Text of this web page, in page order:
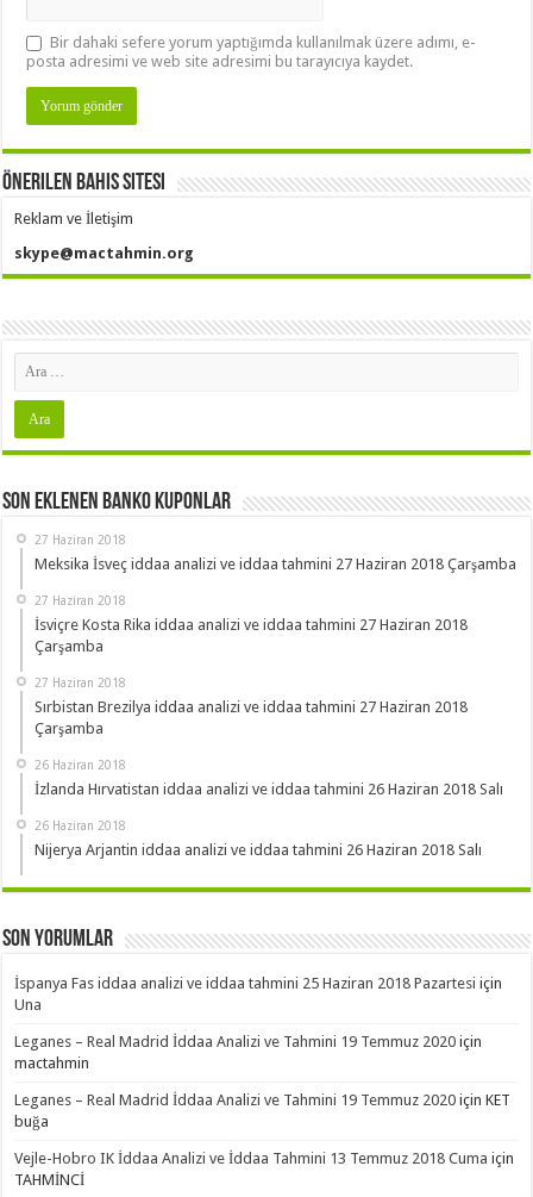
Bir dahaki sefere yorum yaptığımda kullanılmak üzere adımı, e-
posta adresimi ve web site adresimi bu tarayıcıya kaydet.
Önerilen Bahis Sitesi
Reklam ve İletişim
skype@mactahmin.org
Son Eklenen Banko Kuponlar
27 Haziran 2018
Meksika İsveç iddaa analizi ve iddaa tahmini 27 Haziran 2018 Çarşamba
27 Haziran 2018
İsviçre Kosta Rika iddaa analizi ve iddaa tahmini 27 Haziran 2018
Çarşamba
27 Haziran 2018
Sırbistan Brezilya iddaa analizi ve iddaa tahmini 27 Haziran 2018
Çarşamba
26 Haziran 2018
İzlanda Hırvatistan iddaa analizi ve iddaa tahmini 26 Haziran 2018 Salı
26 Haziran 2018
Nijerya Arjantin iddaa analizi ve iddaa tahmini 26 Haziran 2018 Salı
Son Yorumlar
İspanya Fas iddaa analizi ve iddaa tahmini 25 Haziran 2018 Pazartesi için
Una
Leganes – Real Madrid İddaa Analizi ve Tahmini 19 Temmuz 2020 için
mactahmin
Leganes – Real Madrid İddaa Analizi ve Tahmini 19 Temmuz 2020 içinKET
buğa
Vejle-Hobro IK İddaa Analizi ve İddaa Tahmini 13 Temmuz 2018 Cuma için
TAHMİNCİ